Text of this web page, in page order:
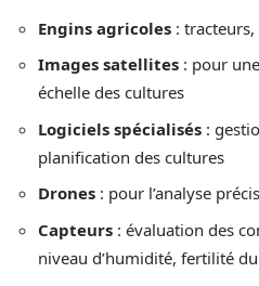
Engins agricoles :
Images satellites : pour
échelle des cultures
Logiciels spécialisés :
planification des cultures
Drones : pour l’analyse
Capteurs : évaluation des
niveau d’humidité, fertilité